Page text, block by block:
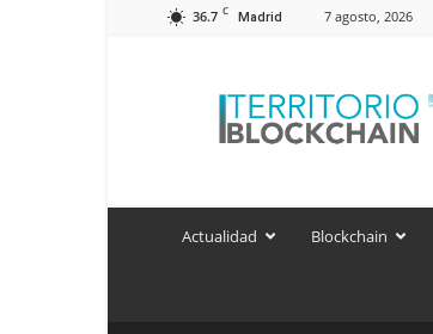
36.7 C Madrid 7 agosto, 2026
Blockchain
Actualidad Blockchain